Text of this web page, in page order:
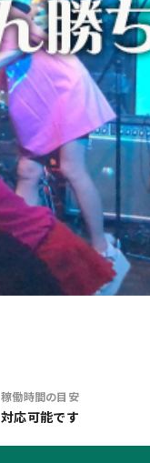
稼働時間の目安
対応可能です